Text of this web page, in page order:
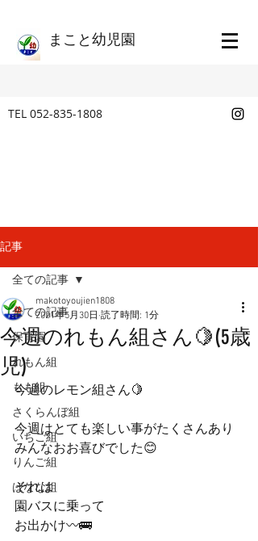
​まこと幼児園
TEL 052-835-1808
記事
全ての記事
保育園
れもん組
もも組
さくらんぼ組
いちご組
りんご組
ばなな組
全ての記事
今週のれもん組さん🍋(5歳
児)
makotoyoujien1808
2021年5月30日 読了時間: 1分
今週のレモン組さん🍋
今週はとても楽しい事がたくさんあり
みんなおお喜びでした😊
それは
園バスに乗って
お出かけ〰️🚌